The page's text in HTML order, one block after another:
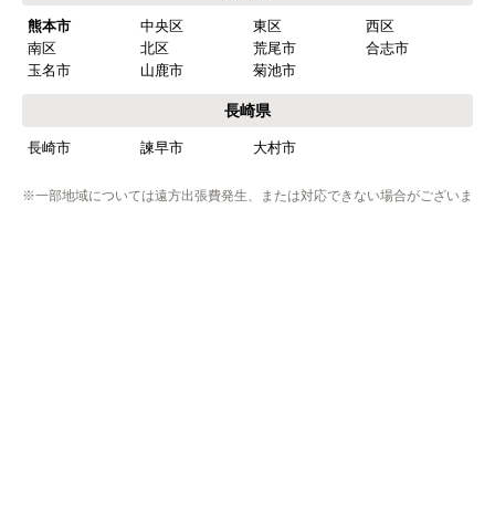
熊本市 中央区 東区
西区
南区
北区 荒尾市
合志市
玉名市
山鹿市 菊池市
長崎県
長崎市 諫早市 大村市
※一部地域については遠方出張費発生、または対応できない場合がございま